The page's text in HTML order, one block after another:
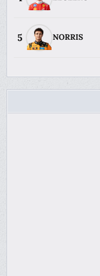
5 NORRIS